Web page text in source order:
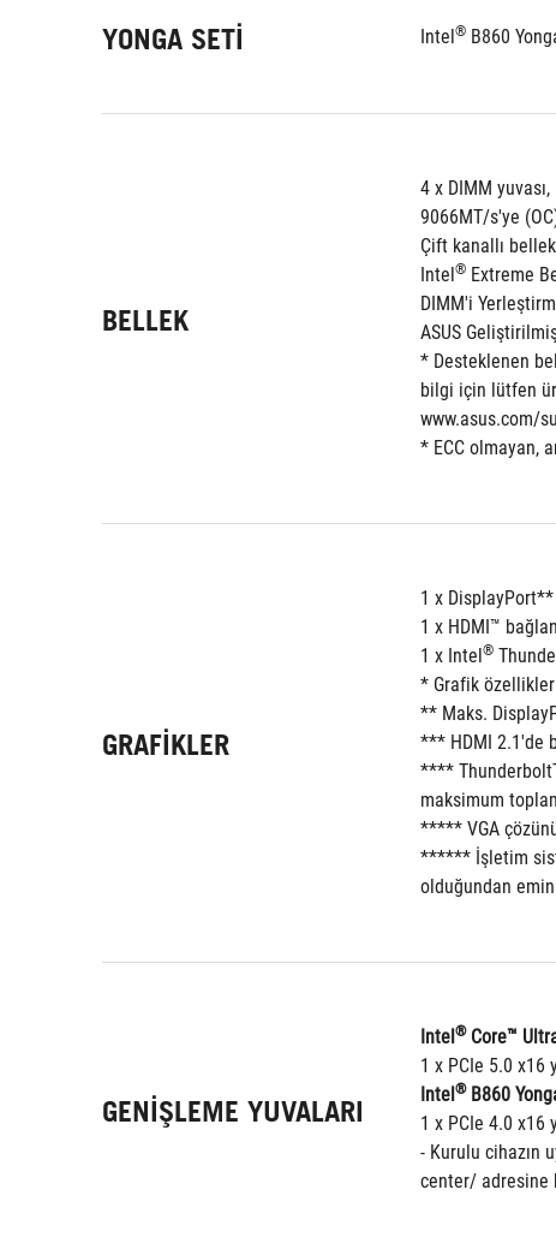
YONGA SETI Intel® B860
BELLEK
4 x DIMM
9066MT/s'ye
Çift kanallı
Intel® Extreme
DIMM'i
ASUS
* Desteklenen
bilgi için lütfen
www.asus.com/
* ECC olmayan,
GRAFIKLER
1 x DisplayPort**
1 x HDMI™
1 x Intel®
* Grafik
** Maks.
*** HDMI 2.1'de
****
maksimum
***** VGA
****** İşletim
olduğundan
GENIŞLEME YUVALARI
Intel® Core™
1 x PCIe 5.0 x16
Intel® B860
1 x PCIe 4.0 x16
- Kurulu cihazın
center/ adresine